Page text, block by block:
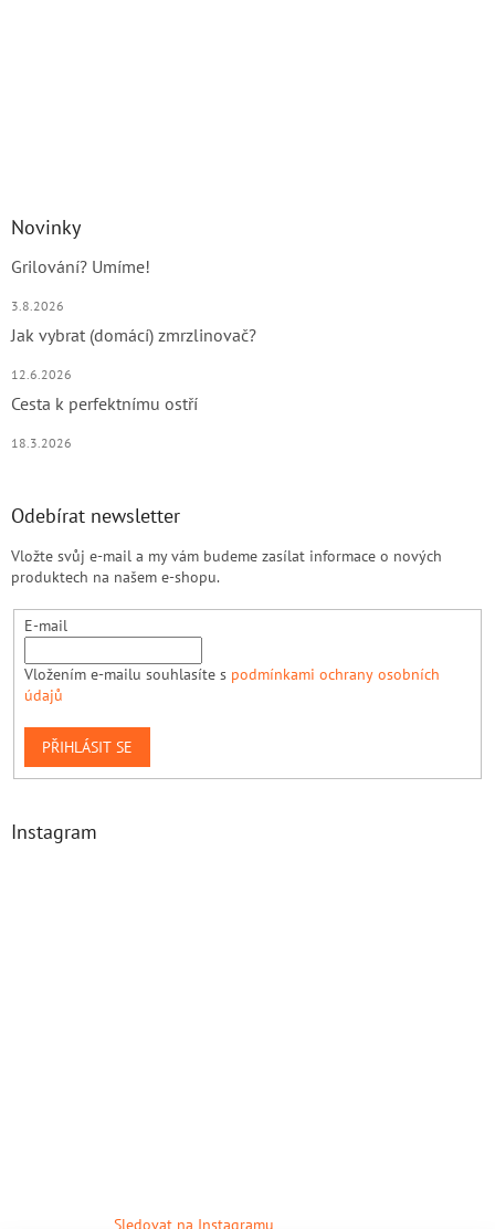
Novinky
Grilování? Umíme!
3.8.2026
Jak vybrat (domácí) zmrzlinovač?
12.6.2026
Cesta k perfektnímu ostří
18.3.2026
Odebírat newsletter
Vložte svůj e-mail a my vám budeme zasílat informace o nových
produktech na našem e-shopu.
E-mail
Vložením e-mailu souhlasíte s podmínkami ochrany osobních
údajů
PŘIHLÁSIT SE
Instagram
Sledovat na Instagramu